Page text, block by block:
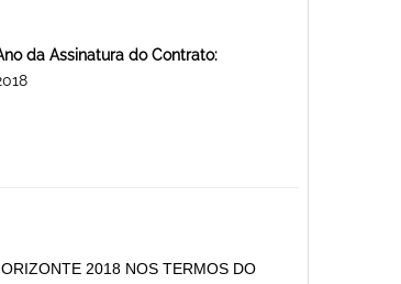
da Assinatura do Contrato:
2018 NOS TERMOS DO